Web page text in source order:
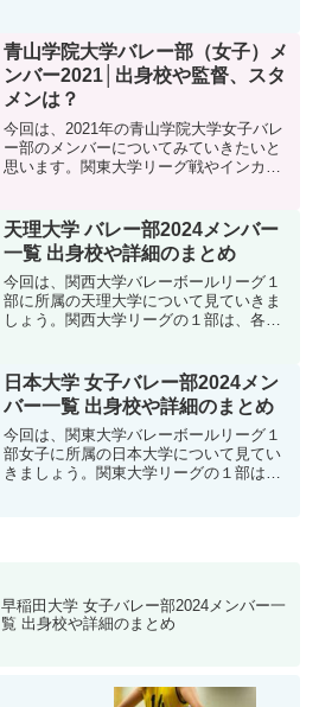
ーグ戦やインカレなども結果も気にな
り、大学卒業...
青山学院大学バレー部（女子）メ
ンバー2021│出身校や監督、スタ
メンは？
今回は、2021年の青山学院大学女子バレ
ー部のメンバーについてみていきたいと
思います。関東大学リーグ戦やインカレ
学院大学女子バレー部のメンバーを紹介
していきましょう。ま...
天理大学 バレー部2024メンバー
一覧 出身校や詳細のまとめ
今回は、関西大学バレーボールリーグ１
部に所属の天理大学について見ていきま
しょう。関西大学リーグの１部は、各大
学の活躍に期待していきたいですね。そ
んな、天理大学バレー部の...
日本大学 女子バレー部2024メン
バー一覧 出身校や詳細のまとめ
今回は、関東大学バレーボールリーグ１
部女子に所属の日本大学について見てい
きましょう。関東大学リーグの１部は国
早稲田大学 女子バレー部2024メンバー一
覧 出身校や詳細のまとめ